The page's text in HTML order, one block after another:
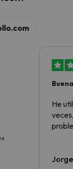
He